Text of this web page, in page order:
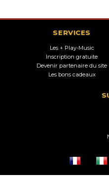
SERVICES
Les + Play-Music
Inscription gratuite
Devenir partenaire du site
Les bons cadeaux